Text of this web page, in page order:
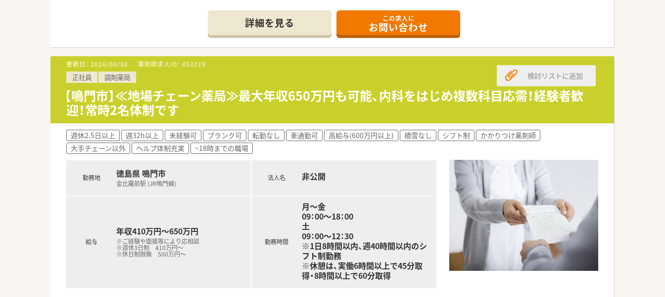
■処方箋枚数は1日あたり55枚程度です。施設調剤も対応しています。
■薬剤師は常時2名体制です。（常勤1名+ヘルプ1名）
■配属先店舗にてOJT研修をおこなっています。
■各種勉強会にも参加頂けます。
＜設備導入＞
■電子薬歴、ユニバーサルカセット付き自動分包機、監査レンジを導入済みです。
＜法人概要＞
■徳島県を中心にグループ企業を含め12店舗展開されている地元企業です。
■かかりつけや後発品については患者様やDrのニーズもございますので各店舗に任せています。
■地域体制加算は12店舗中4店舗でとれている状況です。
■祝日がある週については代わりの出勤等はございません。
■離職率は低く、従業員の皆さんがストレスなく働けるような環境づくりを行ってらっしゃいます。
■設備投資は全国大手に負けないレベルで行っており、
ほぼ全店に監査レンジを導入され、分包機はユニバーサルカセット付きを導入。
詳細を見る この求人に
お問い合わせ
更新日： 2026/06/30 薬剤師求人ID： 453219
正社員 調剤薬局
【鳴門市】≪地場チェーン薬局≫最大年収650万円も可能、内科をはじめ複数科目応需！経験者歓
迎！常時2名体制です
検討リストに追加
週休2.5日以上 週32h以上 未経験可 ブランク可 転勤なし 車通勤可 高給与(600万円以上) 積雪なし シフト制
かかりつけ薬剤師
大手チェーン以外
ヘルプ体制充実 ~18時までの職場
勤務地 徳島県 鳴門市
金比羅前駅 (JR鳴門線)
給与
年収410万円～650万円
※ご経験や面接等により応相談
※週休3日制 410万円～
※休日制限無 500万円～
法人名 非公開
勤務時間
月～金
09：00～18：00
土
09：00～12：30
※1日8時間以内、週40時間以内のシ
フト制勤務
※休憩は、実働6時間以上で45分取
得・8時間以上で60分取得